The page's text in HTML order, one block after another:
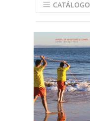
CATÁLOGO